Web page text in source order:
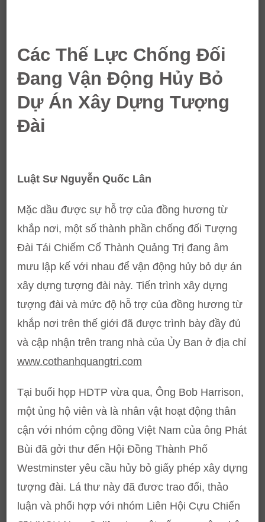
Các Thế Lực Chống Đối
Đang Vận Động Hủy Bỏ
Dự Án Xây Dựng Tượng
Đài
Luật Sư Nguyễn Quốc Lân
Mặc dầu được sự hỗ trợ của đồng hương từ
khắp nơi, một số thành phần chống đối Tượng
Đài Tái Chiếm Cổ Thành Quảng Trị đang âm
mưu lập kế với nhau để vận động hủy bỏ dự án
xây dựng tượng đài này. Tiến trình xây dựng
tượng đài và mức độ hỗ trợ của đồng hương từ
khắp nơi trên thế giới đã được trình bày đầy đủ
và cập nhận trên trang nhà của Ủy Ban ở địa chỉ
www.cothanhquangtri.com
Tại buổi họp HDTP vừa qua, Ông Bob Harrison,
một ủng hộ viên và là nhân vật hoạt động thân
cận với nhóm cộng đồng Việt Nam của ông Phát
Bùi đã gởi thư đến Hội Đồng Thành Phố
Westminster yêu cầu hủy bỏ giấy phép xây dựng
tượng đài. Lá thư này đã đươc trao đổi, thảo
luận và phối hợp với nhóm Liên Hội Cựu Chiến